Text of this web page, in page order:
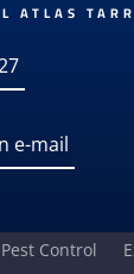
ATLAS
e-mail
Control